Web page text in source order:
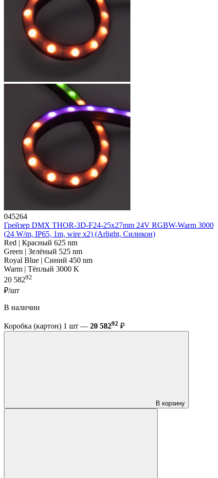
045264
Грейзер DMX THOR-3D-F24-25x27mm 24V RGBW-Warm 3000
(24 W/m, IP65, 1m, wire x2) (Arlight, Силикон)
Red | Красный 625 nm
Green | Зелёный 525 nm
Royal Blue | Синий 450 nm
Warm | Тёплый 3000 K
20 58292
₽/шт
В наличии
Коробка (картон) 1 шт — 20 58292 ₽
В корзину